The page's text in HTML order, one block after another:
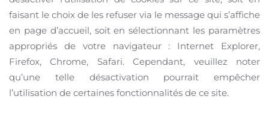
faisant le choix de les refuser via le message qui s’affiche
en page d’accueil, soit en sélectionnant les paramètres
appropriés de votre navigateur : Internet Explorer,
Firefox, Chrome, Safari. Cependant, veuillez noter
qu’une telle désactivation pourrait empêcher
l’utilisation de certaines fonctionnalités de ce site.